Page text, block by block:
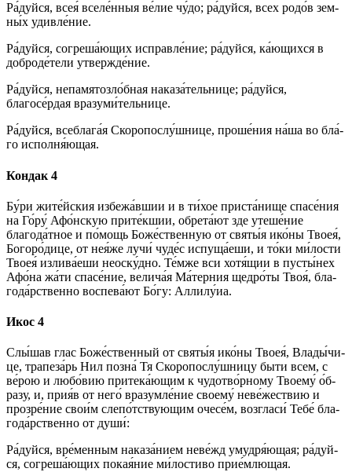
Ра́­дуй­ся, всея́ вселе́нныя ве́­лие чу́­до; ра́­дуй­ся, всех ро­до́в зем­
ны́х удив­ле́­ние.
Ра́­дуй­ся, согреша́ющих ис­прав­ле́­ние; ра́­дуй­ся, ка́ю­щих­ся в
доброде́тели утвер­жде́­ние.
Ра́­дуй­ся, непамятозло́бная наказа́тельнице; ра́­дуй­ся,
благосе́рдая вразуми́тельнице.
Ра́­дуй­ся, всеблага́я Скоропослу́шнице, про­ше́­ния на́­ша во бла́­
го исполня́ющая.
Кондак 4
Бу́ри жите́йския избежа́вшии и в ти́­хое при­ста́­ни­ще спа­се́­ния
на Го́ру́ Афо́нскую прите́кшии, обрета́ют зде уте­ше́­ние
благода́тное и по́­мощь Боже́ственную от свя­ты́я ико́­ны Твоея́,
Бо­го­ро́­ди­це, от нея́же лучи́ чу­де́с испуща́еши, и то́­ки ми́­лос­ти
Твоея́ излива́еши не­ос­ку́д­но. Те́м­же вси хотя́щии в пусты́нех
Афо́на жа́ти спа­се́­ние, велича́я Ма́терния щед­ро́­ты Твоя́, бла­
го­да́р­ствен­но вос­пе­ва́­ют Бо́­гу: Алли­лу́иа.
Икос 4
Слы́шав глас Бо­же́ст­вен­ный от свя­ты́я ико́­ны Твоея́, Вла­ды́­чи­
це, трапеза́рь Нил по­зна́ Тя Скоропослу́шницу бы­ти всем, с
ве́­рою и лю­бо́­вию при­те­ка́ю­щим к чудотво́рному Тво­ему́ о́б­
ра­зу, и, прия́в от не­го́ вразумле́ние сво­ему́ неве́жествию и
про­зре́­ние сво­и́м слепо́тствующим оче­се́м, возгласи́ Те­бе́ бла­
го­да́р­ствен­но от ду­ши́:
Ра́­дуй­ся, вре́менным наказа́нием неве́жд умудря́ющая; ра́­дуй­
ся, согреша́ющих по­кая́­ние ми́­ло­сти­во при­е́м­лю­щая.